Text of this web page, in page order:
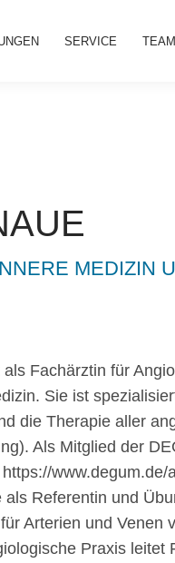
SERVICE TEAM
MEDIZIN
Fachärztin für
Sie ist
die Therapie aller
Als Mitglied der
Referentin und
Arterien und Venen
Praxis leitet